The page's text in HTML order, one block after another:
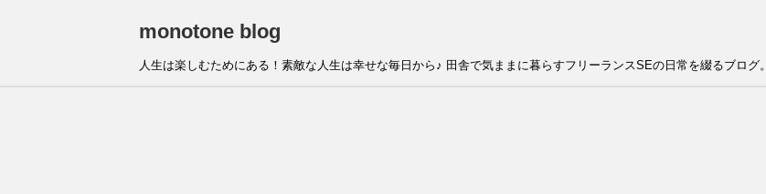
monotone blog
人生は楽しむためにある！素敵な人生は幸せな毎日から♪ 田舎で気ままに暮らすフリーランスSEの日常を綴るブログ。